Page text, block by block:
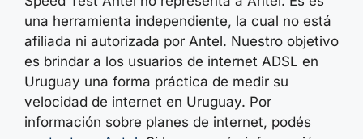
una herramienta independiente, la cual no está
afiliada ni autorizada por Antel. Nuestro objetivo
es brindar a los usuarios de internet ADSL en
Uruguay una forma práctica de medir su
velocidad de internet en Uruguay. Por
información sobre planes de internet, podés